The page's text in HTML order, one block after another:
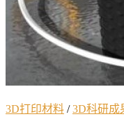
3D打印材料 /3D科研成